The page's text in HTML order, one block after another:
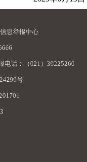
息举报中心
电话：（021）39225260
号